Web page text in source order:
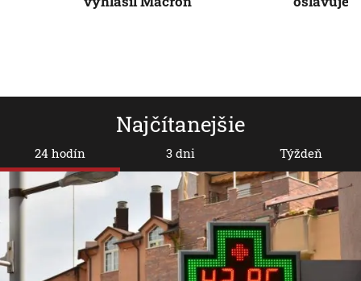
Najčítanejšie
24 hodín 3 dni Týždeň